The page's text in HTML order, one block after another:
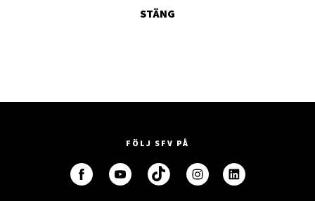
STÄNG
FÖLJ SFV PÅ